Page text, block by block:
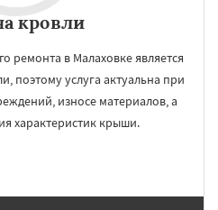
кровли
ремонта в Малаховке является
поэтому услуга актуальна при
износе материалов, а
характеристик крыши.